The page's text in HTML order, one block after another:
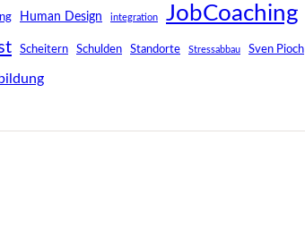
Human Design integration JobCoaching
Scheitern Schulden Standorte Stressabbau Sven Pioch